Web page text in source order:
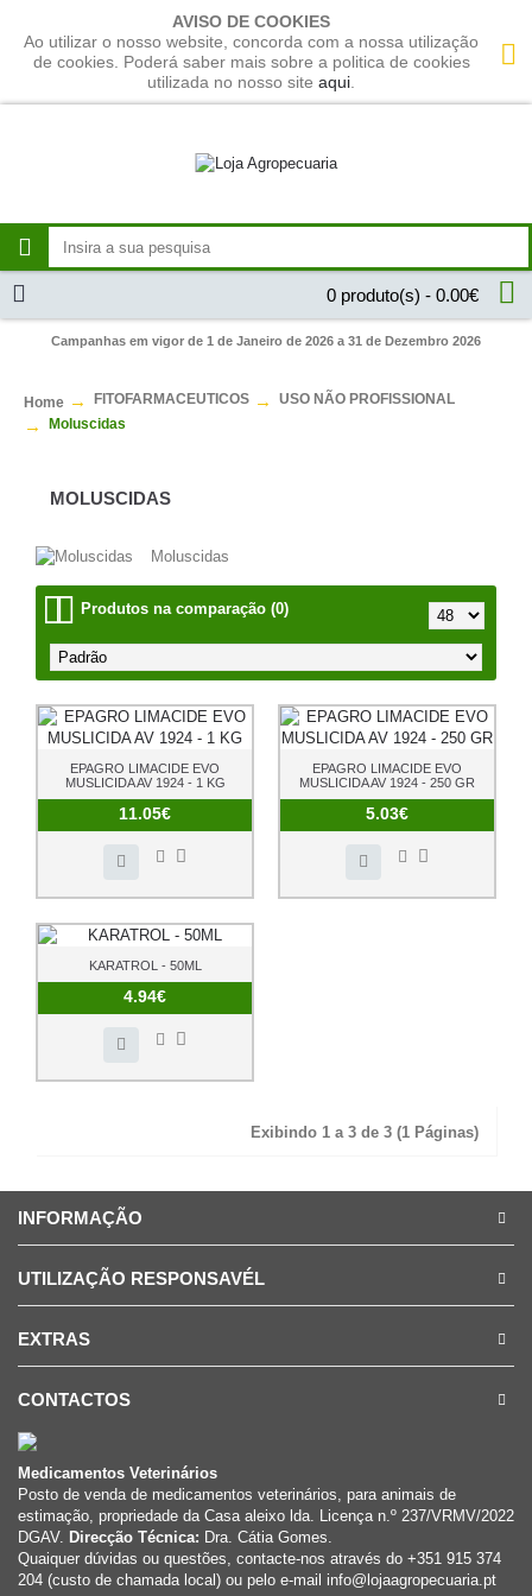
AVISO DE COOKIES
Ao utilizar o nosso website, concorda com a nossa utilização
de cookies. Poderá saber mais sobre a politica de cookies
utilizada no nosso site aqui
0 produto(s) - 0.00€
Campanhas em vigor de 1 de Janeiro de 2026 a 31 de Dezembro 2026
Home FITOFARMACEUTICOS
USO NÃO PROFISSIONAL
Moluscidas
MOLUSCIDAS
Moluscidas
Produtos na comparação (0)
EPAGRO LIMACIDE EVO
MUSLICIDA AV 1924 - 1 KG
11.05€
EPAGRO LIMACIDE EVO
MUSLICIDA AV 1924 - 250 GR
5.03€
KARATROL - 50ML
4.94€
Exibindo 1 a 3 de 3 (1 Páginas)
INFORMAÇÃO
UTILIZAÇÃO RESPONSAVÉL
EXTRAS
CONTACTOS
Medicamentos Veterinários
Posto de venda de medicamentos veterinários, para animais de
estimação, propriedade da Casa aleixo lda. Licença n.º 237/VRMV/2022
DGAV. Direcção Técnica: Dra. Cátia Gomes.
Quaiquer dúvidas ou questões, contacte-nos através do +351 915 374
204 (custo de chamada local) ou pelo e-mail info@lojaagropecuaria.pt